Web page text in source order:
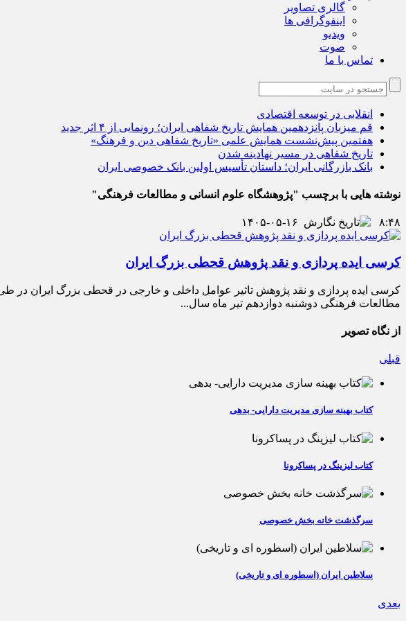
گالری تصاویر
اینفوگرافی ها
ویدیو
صوت
تماس با ما
انقلابی در توسعه اقتصادی
قم میزبان پانزدهمین همایش تاریخ شفاهی ایران؛ رونمایی از ۴ اثر جدید
هفتمین پیش‌نشست همایش علمی «تاریخ شفاهی دین و فرهنگ»
تاریخ شفاهی در مسیر نهادینه شدن
بانک بازرگانی ایران؛ داستان تأسیس اولین بانک خصوصی ایران
نوشته هایی با برچسب "پژوهشگاه علوم انسانی و مطالعات فرهنگی"
۸:۴۸
کرسی ایده پردازی و نقد پژوهش قحطی بزرگ ایران
کرسی ایده پردازی و نقد پژوهش تاثیر عوامل داخلی و خارجی در قحطی بزرگ ایران در
مطالعات فرهنگی دوشنبه دوازدهم تیر ماه سال...
از نگاه تصویر
قبلی
کتاب بهینه سازی مدیریت دارایی- بدهی
کتاب لیزینگ در پساکرونا
سرگذشت خانه بخش خصوصی
سلاطین ایران (اسطوره ای و تاریخی)
بعدی